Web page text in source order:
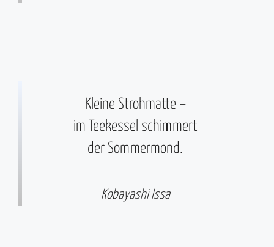
Kleine Strohmatte –
im Teekessel schimmert
der Sommermond.
Kobayashi Issa